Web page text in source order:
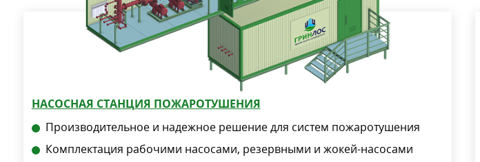
НАСОСНАЯ СТАНЦИЯ ПОЖАРОТУШЕНИЯ
Производительное и надежное решение для систем пожаротушения
Комплектация рабочими насосами, резервными и жокей-насосами